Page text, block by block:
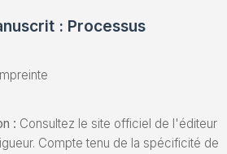
: Processus
: Consultez le site officiel de l'éditeur
Compte tenu de la spécificité de